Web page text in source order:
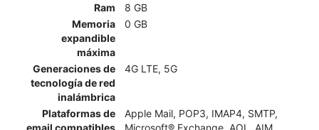
Ram
8 GB
Memoria
expandible
máxima
0 GB
Generaciones de
tecnología de red
inalámbrica
4G LTE, 5G
Plataformas de
email compatibles
Apple Mail, POP3, IMAP4, SMTP,
Microsoft® Exchange, AOL, AIM,